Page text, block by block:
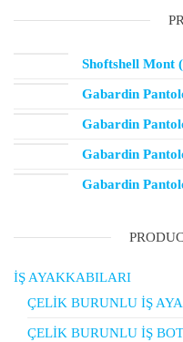
Shoftshell Mont
Gabardin
Gabardin
Gabardin
Gabardin
İŞ AYAKKABILARI
ÇELİK BURUNLU İŞ
ÇELİK BURUNLU İŞ